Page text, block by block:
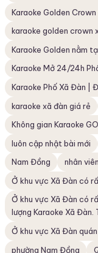
Karaoke Golden
karaoke golden crown
Karaoke Golden nằm
Karaoke Mở 24/24h
Karaoke Phố Xã Đàn |
karaoke xã đàn giá rẻ
Không gian Karaoke
luôn cập nhật bài mới
Nam Đồng
nhân
Ở khu vực Xã Đàn có
Ở khu vực Xã Đàn có
lượng Karaoke Xã
Ở khu vực Xã Đàn
phường Nam Đồng